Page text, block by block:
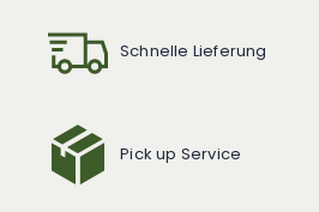
Schnelle Lieferung
Pick up Service